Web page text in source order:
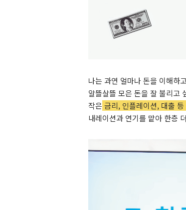
나는 과연 얼마나 돈을 이해하
알뜰살뜰 모은 돈을 잘 불리고
작은 금리, 인플레이션, 대출
내레이션과 연기를 맡아 한층